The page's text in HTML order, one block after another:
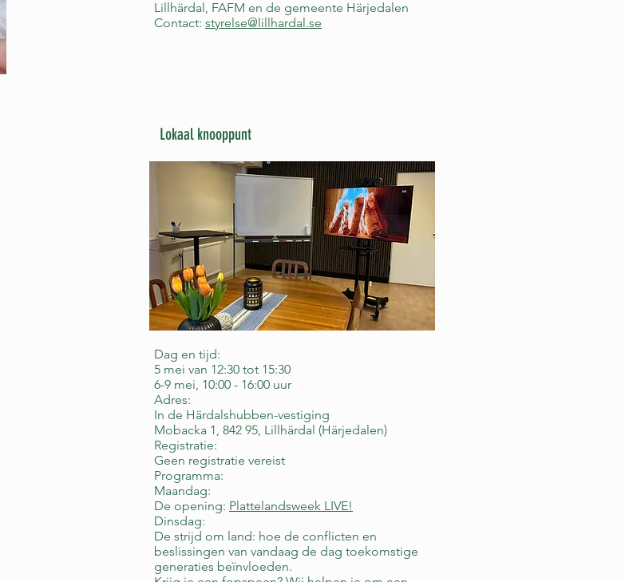
Lillhärdal, FAFM en de gemeente Härjedalen
Contact: styrelse@lillhardal.se
Lokaal knooppunt
Dag en tijd:
5 mei van 12:30 tot 15:30
6-9 mei, 10:00 - 16:00 uur
Adres:
In de Härdalshubben-vestiging
Mobacka 1, 842 95, Lillhärdal (Härjedalen)
Registratie:
Geen registratie vereist
Programma:
Maandag:
De opening: Plattelandsweek LIVE!
Dinsdag:
De strijd om land: hoe de conflicten en
beslissingen van vandaag de dag toekomstige
generaties beïnvloeden.